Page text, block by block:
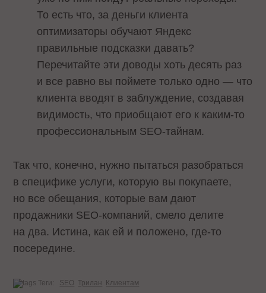
То есть что, за деньги клиента
оптимизаторы обучают Яндекс
правильные подсказки давать?
Перечитайте эти доводы хоть десять раз
и все равно вы поймете только одно — что
клиента вводят в заблуждение, создавая
видимость, что приобщают его к каким-то
профессиональным SEO-тайнам.
Так что, конечно, нужно пытаться разобраться
в специфике услуги, которую вы покупаете,
но все обещания, которые вам дают
продажники SEO-компаний, смело делите
на два. Истина, как ей и положено, где-то
посередине.
Теги: SEO Трилан Клиентам